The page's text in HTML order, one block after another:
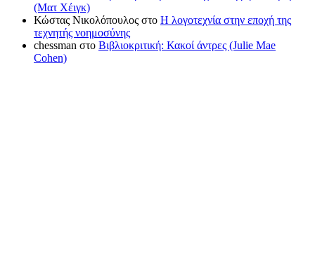
(Ματ Χέιγκ)
Κώστας Νικολόπουλος στο Η λογοτεχνία στην εποχή της
τεχνητής νοημοσύνης
chessman στο Βιβλιοκριτική: Κακοί άντρες (Julie Mae
Cohen)